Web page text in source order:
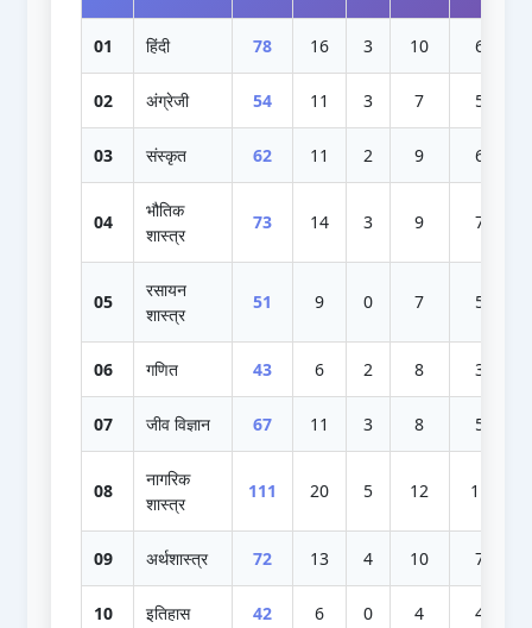
01 हिंदी 78 16 3 10 6
02 अंग्रेजी 54 11 3 7 5
03 संस्कृत 62 11 2 9 6
04
भौतिक
शास्त्र
73 14 3 9 7
05
रसायन
शास्त्र
51 9 0 7 5
06 गणित 43 6 2 8 3
07 जीव विज्ञान 67 11 3 8 5
08
नागरिक
शास्त्र
111 20 5 12 11
09 अर्थशास्त्र 72 13 4 10 7
10 इतिहास 42 6 0 4 4